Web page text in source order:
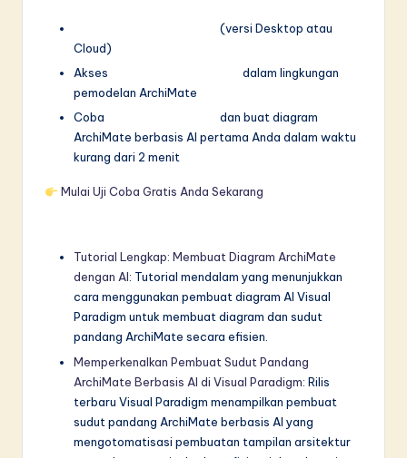
(versi Desktop atau
Cloud)
Akses
dalam lingkungan
pemodelan ArchiMate
Coba
dan buat diagram
ArchiMate berbasis AI pertama Anda dalam waktu
kurang dari 2 menit
Mulai Uji Coba Gratis Anda Sekarang
Tutorial Lengkap: Membuat Diagram ArchiMate
dengan AI: Tutorial mendalam yang menunjukkan
cara menggunakan pembuat diagram AI Visual
Paradigm untuk membuat diagram dan sudut
pandang ArchiMate secara efisien.
Memperkenalkan Pembuat Sudut Pandang
ArchiMate Berbasis AI di Visual Paradigm: Rilis
terbaru Visual Paradigm menampilkan pembuat
sudut pandang ArchiMate berbasis AI yang
mengotomatisasi pembuatan tampilan arsitektur